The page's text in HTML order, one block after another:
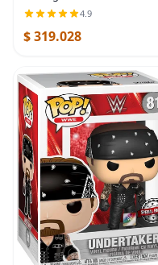
profesional ajustable para
béisbol y softbol, eje de
acero, base compuesta, parte
4.9
$ 319.028